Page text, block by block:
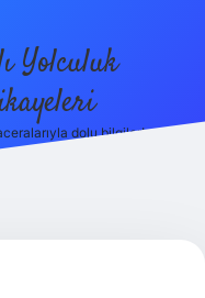
Yolculuk
dolu bilgiler!